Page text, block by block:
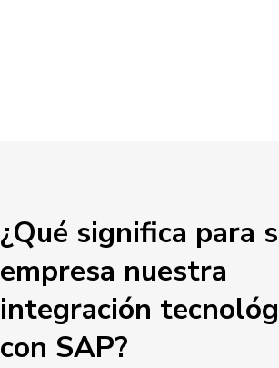
¿Qué significa para
empresa nuestra
integración
con SAP?